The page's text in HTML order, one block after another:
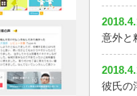
住所を
GPSと
意外と
彼氏の